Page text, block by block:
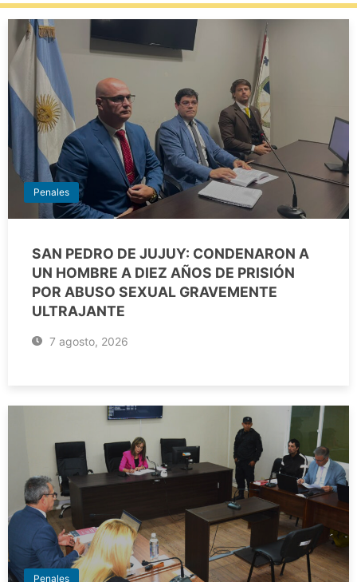
Penales
SAN PEDRO DE JUJUY: CONDENARON A
UN HOMBRE A DIEZ AÑOS DE PRISIÓN
POR ABUSO SEXUAL GRAVEMENTE
ULTRAJANTE
7 agosto, 2026
Penales